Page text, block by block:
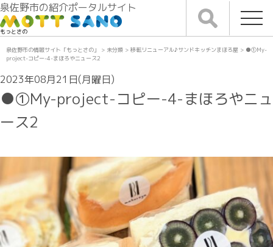
泉佐野市の紹介ポータルサイト
もっとさの
泉佐野市の情報サイト「もっとさの」 > 未分類 > 移転リニューアル♪サンドキッチンまほろ屋 > ●①My-
project-コピー-4-まほろやニュース2
2023年08月21日(月曜日)
●①My-project-コピー-4-まほろやニュ
ース2